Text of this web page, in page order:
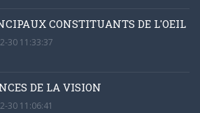
CONSTITUANTS DE L'OEIL
30 11:33:37
DE LA VISION
30 11:06:41